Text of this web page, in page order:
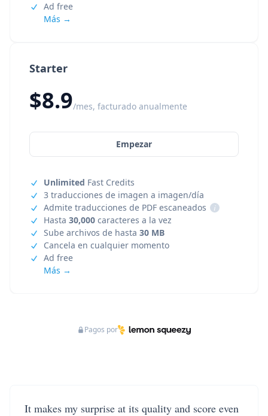
Starter
$8.9/mes, facturado anualmente
Empezar
Unlimited Fast Credits
3 traducciones de imagen a imagen/día
Admite traducciones de PDF escaneados
i
Hasta 30,000 caracteres a la vez
Sube archivos de hasta 30 MB
Cancela en cualquier momento
Ad free
Más →
Ad free
Más →
Pagos por
It makes my surprise at its quality and score even